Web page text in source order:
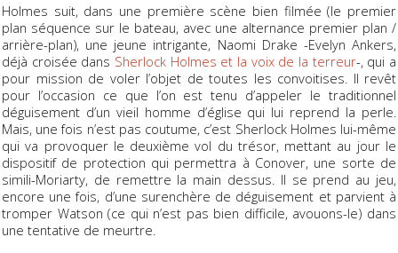
Holmes suit, dans une première scène bien filmée (le premier
plan séquence sur le bateau, avec une alternance premier plan /
arrière-plan), une jeune intrigante, Naomi Drake -Evelyn Ankers,
déjà croisée dans Sherlock Holmes et la voix de la terreur-, qui a
pour mission de voler l’objet de toutes les convoitises. Il revêt
pour l’occasion ce que l’on est tenu d’appeler le traditionnel
déguisement d’un vieil homme d’église qui lui reprend la perle.
Mais, une fois n’est pas coutume, c’est Sherlock Holmes lui-même
qui va provoquer le deuxième vol du trésor, mettant au jour le
dispositif de protection qui permettra à Conover, une sorte de
simili-Moriarty, de remettre la main dessus. Il se prend au jeu,
encore une fois, d’une surenchère de déguisement et parvient à
tromper Watson (ce qui n’est pas bien difficile, avouons-le) dans
une tentative de meurtre.